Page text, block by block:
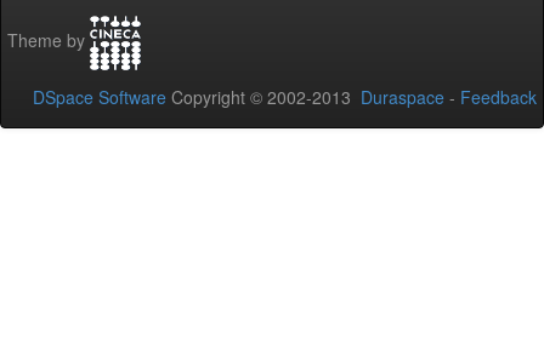
Theme by
DSpace Software Copyright © 2002-2013 Duraspace - Feedback